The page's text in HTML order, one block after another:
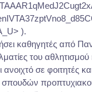
).
καθηγητές από
του αθλητισμού
σε φοιτητές
σπουδών